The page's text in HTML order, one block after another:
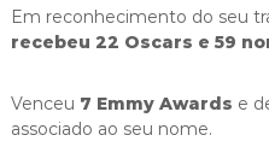
Em reconhecimento do seu
recebeu 22 Oscars e 59
Venceu 7 Emmy Awards e
associado ao seu nome.